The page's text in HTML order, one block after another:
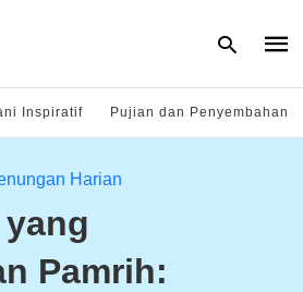
Inspiratif Pujian dan Penyembahan
Harian
Pamrih: